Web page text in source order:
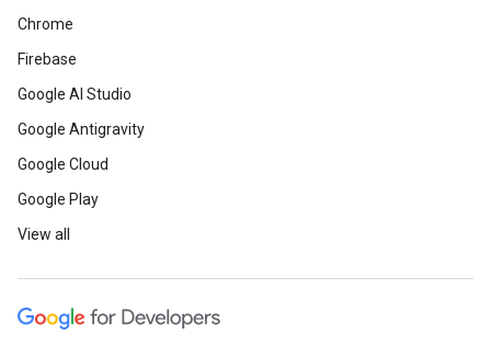
Chrome
Firebase
Google AI Studio
Google Antigravity
Google Cloud
Google Play
View all